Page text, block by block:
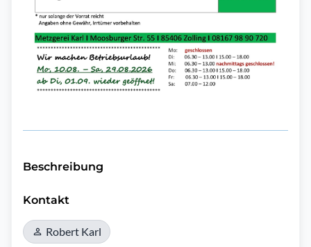
Beschreibung
Kontakt
Robert Karl